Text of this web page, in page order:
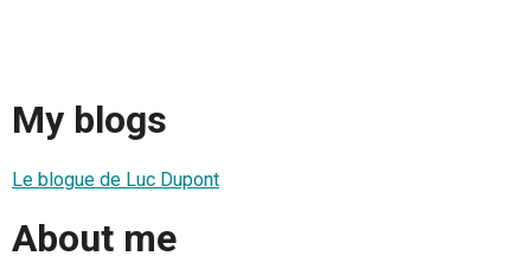
My blogs
Le blogue de Luc Dupont
About me